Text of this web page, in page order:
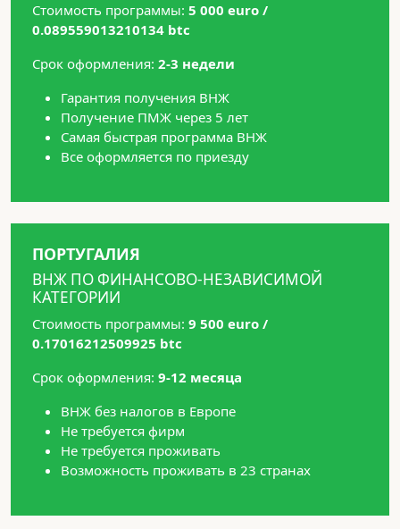
Стоимость программы: 5 000 euro /
0.089559013210134 btc
Срок оформления: 2-3 недели
Гарантия получения ВНЖ
Получение ПМЖ через 5 лет
Самая быстрая программа ВНЖ
Все оформляется по приезду
ПОРТУГАЛИЯ
ВНЖ ПО ФИНАНСОВО-НЕЗАВИСИМОЙ
КАТЕГОРИИ
Стоимость программы: 9 500 euro /
0.17016212509925 btc
Срок оформления: 9-12 месяца
ВНЖ без налогов в Европе
Не требуется фирм
Не требуется проживать
Возможность проживать в 23 странах